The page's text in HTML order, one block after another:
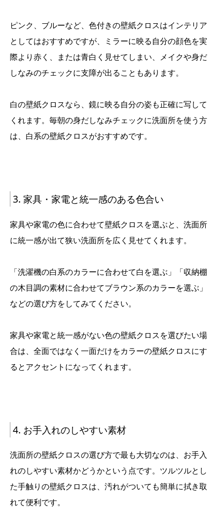
ピンク、ブルーなど、色付きの壁紙クロスはインテリア
としてはおすすめですが、ミラーに映る自分の顔色を実
際より赤く、または青白く見せてしまい、メイクや身だ
しなみのチェックに支障が出ることもあります。
白の壁紙クロスなら、鏡に映る自分の姿も正確に写して
くれます。毎朝の身だしなみチェックに洗面所を使う方
は、白系の壁紙クロスがおすすめです。
3. 家具・家電と統一感のある色合い
家具や家電の色に合わせて壁紙クロスを選ぶと、洗面所
に統一感が出て狭い洗面所を広く見せてくれます。
「洗濯機の白系のカラーに合わせて白を選ぶ」「収納棚
の木目調の素材に合わせてブラウン系のカラーを選ぶ」
などの選び方をしてみてください。
家具や家電と統一感がない色の壁紙クロスを選びたい場
合は、全面ではなく一面だけをカラーの壁紙クロスにす
るとアクセントになってくれます。
4. お手入れのしやすい素材
洗面所の壁紙クロスの選び方で最も大切なのは、お手入
れのしやすい素材かどうかという点です。ツルツルとし
た手触りの壁紙クロスは、汚れがついても簡単に拭き取
れて便利です。